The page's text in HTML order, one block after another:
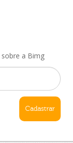
a Bimg
Cadastrar